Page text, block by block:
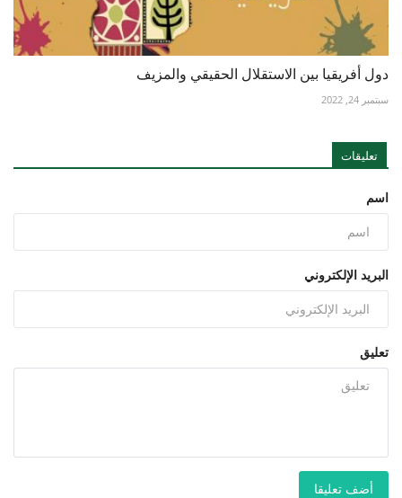
دول أفريقيا بين الاستقلال الحقيقي والمزيف
سبتمبر 24, 2022
تعليقات
اسم
البريد الإلكتروني
تعليق
أضف تعليقا